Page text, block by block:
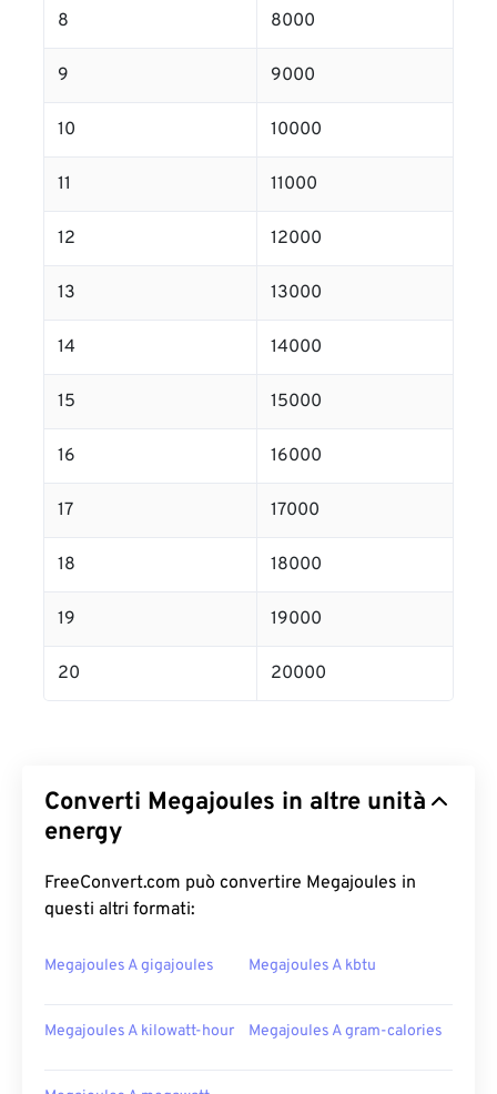
8 8000
9 9000
10 10000
11 11000
12 12000
13 13000
14 14000
15 15000
16 16000
17 17000
18 18000
19 19000
20 20000
Converti Megajoules in altre unità
energy
FreeConvert.com può convertire Megajoules in
questi altri formati:
Megajoules A gigajoules Megajoules A kbtu
Megajoules A kilowatt-hour Megajoules A gram-calories